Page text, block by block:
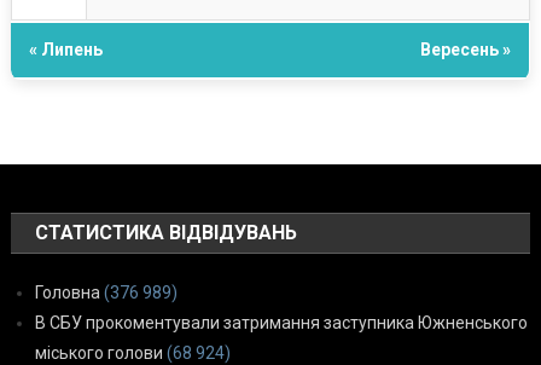
« Липень Вересень »
СТАТИСТИКА ВІДВІДУВАНЬ
Головна (376 989)
В СБУ прокоментували затримання заступника Южненського
міського голови (68 924)